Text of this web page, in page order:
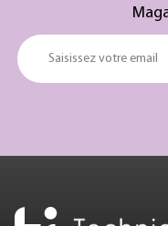
Saisissez votre email